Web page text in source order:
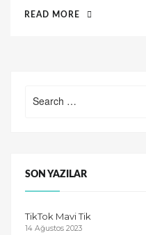
n
READ MORE
for:
SON YAZILAR
TikTok Mavi Tik
14 Ağustos 2023